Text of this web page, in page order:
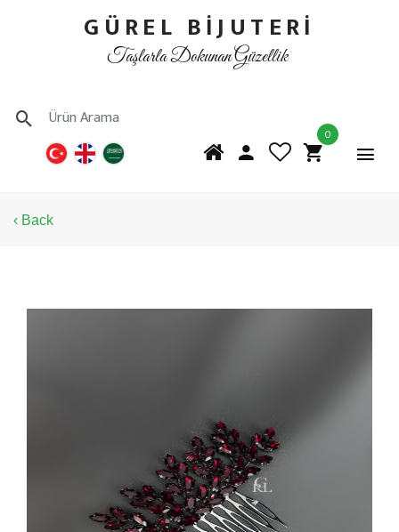
GÜREL BİJUTERİ
Taşlarla Dokunan Güzellik
0
‹ Back